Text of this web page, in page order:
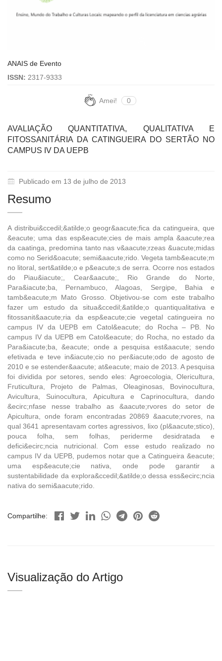
ANAIS de Evento
ISSN: 2317-9333
Amei! 0
AVALIAÇÃO QUANTITATIVA, QUALITATIVA E
FITOSSANITÁRIA DA CATINGUEIRA DO SERTÃO NO
CAMPUS IV DA UEPB
Publicado em 13 de julho de 2013
Resumo
A distribui&ccedil;&atilde;o geogr&aacute;fica da catingueira, que
&eacute; uma das esp&eacute;cies de mais ampla &aacute;rea
da caatinga, predomina tanto nas v&aacute;rzeas &uacute;midas
como no Serid&oacute; semi&aacute;rido. Vegeta tamb&eacute;m
no litoral, sert&atilde;o e p&eacute;s de serra. Ocorre nos estados
do Piau&iacute;, Cear&aacute;, Rio Grande do Norte,
Para&iacute;ba, Pernambuco, Alagoas, Sergipe, Bahia e
tamb&eacute;m Mato Grosso. Objetivou-se com este trabalho
fazer um estudo da situa&ccedil;&atilde;o quantiqualitativa e
fitossanit&aacute;ria da esp&eacute;cie vegetal catingueira no
campus IV da UEPB em Catol&eacute; do Rocha – PB. No
campus IV da UEPB em Catol&eacute; do Rocha, no estado da
Para&iacute;ba, &eacute; onde a pesquisa est&aacute; sendo
efetivada e teve in&iacute;cio no per&iacute;odo de agosto de
2010 e se estender&aacute; at&eacute; maio de 2013. A pesquisa
foi dividida por setores, sendo eles: Agroecologia, Olericultura,
Fruticultura, Projeto de Palmas, Oleaginosas, Bovinocultura,
Avicultura, Suinocultura, Apicultura e Caprinocultura, dando
&ecirc;nfase nesse trabalho as &aacute;rvores do setor de
Apicultura, onde foram encontradas 20869 &aacute;rvores, na
qual 3641 apresentavam cortes agressivos, lixo (pl&aacute;stico),
pouca folha, sem folhas, periderme desidratada e
defici&ecirc;ncia nutricional. Com esse estudo realizado no
campus IV da UEPB, pudemos notar que a Catingueira &eacute;
uma esp&eacute;cie nativa, onde pode garantir a
sustentabilidade da explora&ccedil;&atilde;o dessa ess&ecirc;ncia
nativa do semi&aacute;rido.
Compartilhe:
Visualização do Artigo